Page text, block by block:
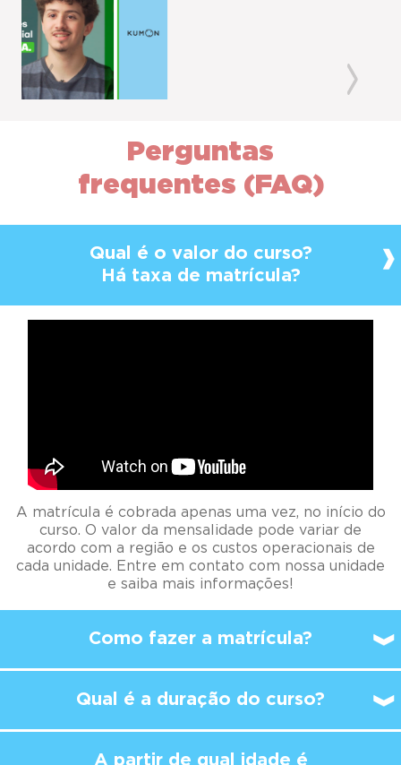
Previous
Perguntas
frequentes (FAQ)
Qual é o valor do curso?
Há taxa de matrícula?
A matrícula é cobrada apenas uma vez, no início do
curso. O valor da mensalidade pode variar de
acordo com a região e os custos operacionais de
cada unidade. Entre em contato com nossa unidade
e saiba mais informações!
Como fazer a matrícula?
Qual é a duração do curso?
A partir de qual idade é